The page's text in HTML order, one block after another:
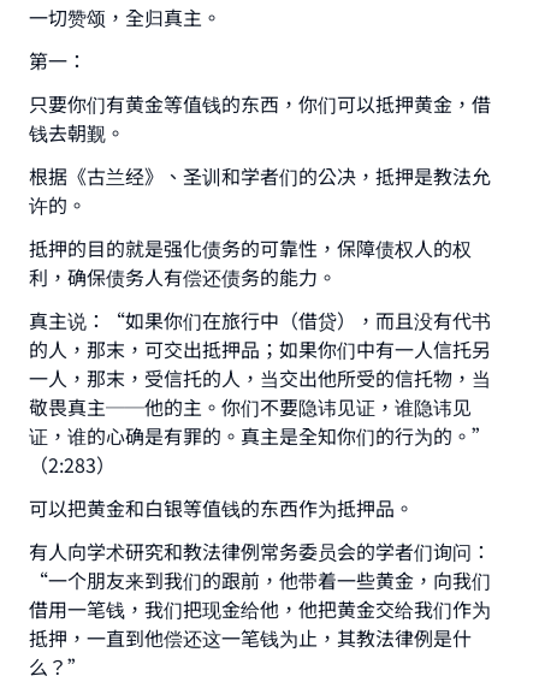
一切赞颂，全归真主。
第一：
只要你们有黄金等值钱的东西，你们可以抵押黄金，借
钱去朝觐。
根据《古兰经》、圣训和学者们的公决，抵押是教法允
许的。
抵押的目的就是强化债务的可靠性，保障债权人的权
利，确保债务人有偿还债务的能力。
真主说：“如果你们在旅行中（借贷），而且没有代书
的人，那末，可交出抵押品；如果你们中有一人信托另
一人，那末，受信托的人，当交出他所受的信托物，当
敬畏真主──他的主。你们不要隐讳见证，谁隐讳见
证，谁的心确是有罪的。真主是全知你们的行为的。”
（2:283）
可以把黄金和白银等值钱的东西作为抵押品。
有人向学术研究和教法律例常务委员会的学者们询问：
“一个朋友来到我们的跟前，他带着一些黄金，向我们
借用一笔钱，我们把现金给他，他把黄金交给我们作为
抵押，一直到他偿还这一笔钱为止，其教法律例是什
么？”